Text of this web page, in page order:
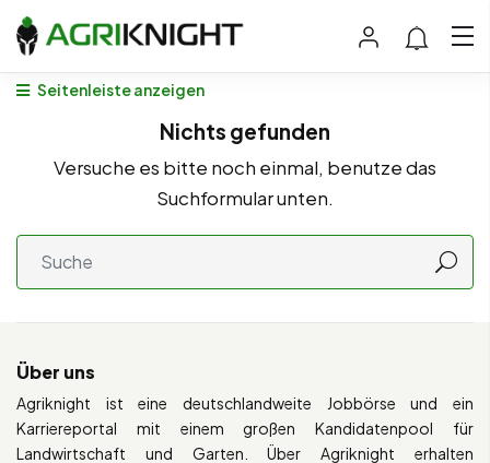
Seitenleiste anzeigen
Nichts gefunden
Versuche es bitte noch einmal, benutze das
Suchformular unten.
Über uns
Agriknight ist eine deutschlandweite Jobbörse und ein
Karriereportal mit einem großen Kandidatenpool für
Landwirtschaft und Garten. Über Agriknight erhalten